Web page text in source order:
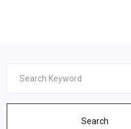
Search